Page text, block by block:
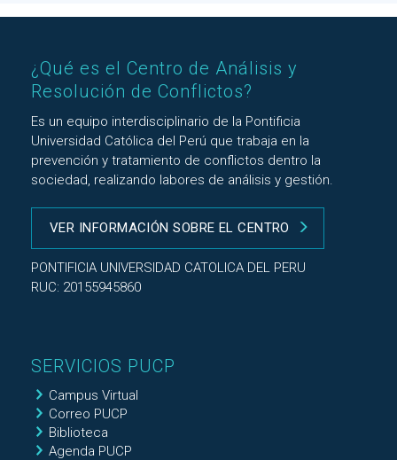
¿Qué es el Centro de Análisis y
Resolución de Conflictos?
Es un equipo interdisciplinario de la Pontificia
Universidad Católica del Perú que trabaja en la
prevención y tratamiento de conflictos dentro la
sociedad, realizando labores de análisis y gestión.
VER INFORMACIÓN SOBRE EL CENTRO
PONTIFICIA UNIVERSIDAD CATOLICA DEL PERU
RUC: 20155945860
SERVICIOS PUCP
Campus Virtual
Correo PUCP
Biblioteca
Agenda PUCP